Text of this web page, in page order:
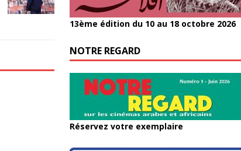
13ème édition du 10 au 18 octobre 2026
NOTRE REGARD
Réservez votre exemplaire